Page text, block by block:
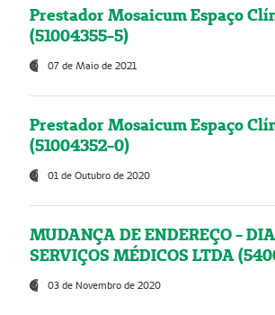
Prestador Mosaicum Espaço
(51004355-5)
07 de Maio de 2021
Prestador Mosaicum Espaço
(51004352-0)
01 de Outubro de 2020
MUDANÇA DE ENDEREÇO -
SERVIÇOS MÉDICOS LTDA
03 de Novembro de 2020